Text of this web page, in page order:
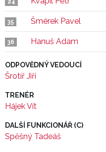
24
35 Šmérek Pavel
36 Hanuš Adam
ODPOVĚDNÝ VEDOUCÍ
Šrotíř Jiří
TRENÉR
Hájek Vít
DALŠÍ FUNKCIONÁŘ (C)
Spěšný Tadeáš